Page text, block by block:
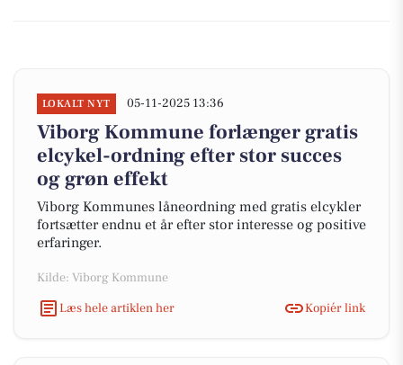
LOKALT NYT 05-11-2025 13:36
Viborg Kommune forlænger gratis
elcykel-ordning efter stor succes
og grøn effekt
Viborg Kommunes låneordning med gratis elcykler
fortsætter endnu et år efter stor interesse og positive
erfaringer.
Kilde: Viborg Kommune
Læs hele artiklen her
Kopiér link